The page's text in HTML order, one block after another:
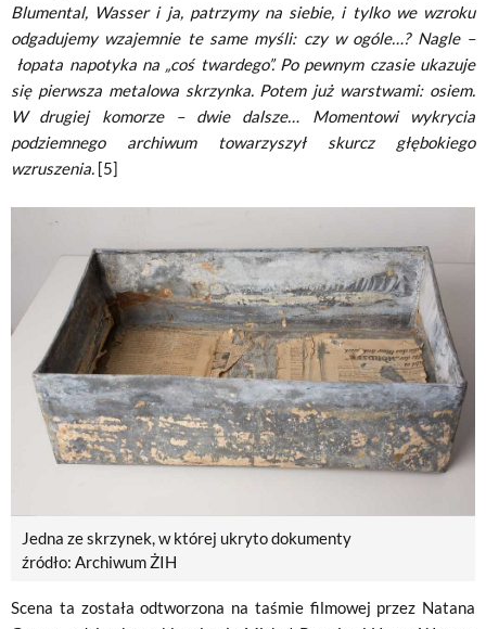
Blumental, Wasser i ja, patrzymy na siebie, i tylko we wzroku
odgadujemy wzajemnie te same myśli: czy w ogóle…? Nagle –
łopata napotyka na „coś twardego”. Po pewnym czasie ukazuje
się pierwsza metalowa skrzynka. Potem już warstwami: osiem.
W drugiej komorze – dwie dalsze… Momentowi wykrycia
podziemnego archiwum towarzyszył skurcz głębokiego
wzruszenia. [5]
Jedna ze skrzynek, w której ukryto dokumenty
źródło: Archiwum ŻIH
Scena ta została odtworzona na taśmie filmowej przez Natana